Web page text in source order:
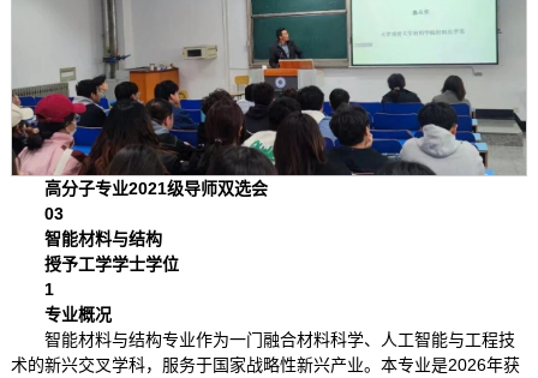
高分子专业2021级导师双选会
03
智能材料与结构
授予工学学士学位
1
专业概况
智能材料与结构专业作为一门融合材料科学、人工智能与工程技
术的新兴交叉学科，服务于国家战略性新兴产业。本专业是2026年获